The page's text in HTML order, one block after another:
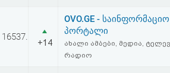
16537.
+14
OVO.GE - საინფორმაციო
პორტალი
ახალი ამბები, მედია,
რადიო